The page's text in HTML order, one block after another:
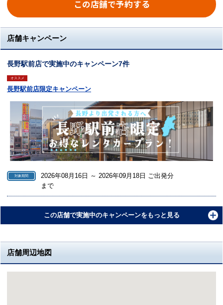
この店舗で予約する
店舗キャンペーン
長野駅前店で実施中のキャンペーン7件
オススメ
長野駅前店限定キャンペーン
対象期間
2026年08月16日 ～ 2026年09月18日 ご出発分
まで
この店舗で実施中のキャンペーンをもっと見る
店舗周辺地図